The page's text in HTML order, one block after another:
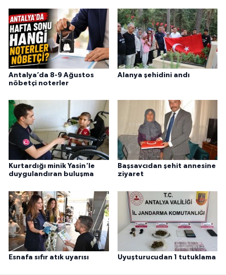
Antalya’da 8-9 Ağustos
nöbetçi noterler
Alanya şehidini andı
Kurtardığı minik Yasin'le
duygulandıran buluşma
Başsavcıdan şehit annesine
ziyaret
Esnafa sıfır atık uyarısı Uyuşturucudan 1 tutuklama